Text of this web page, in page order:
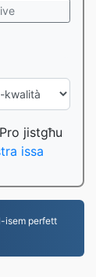
jistgħu
issa
isem perfett